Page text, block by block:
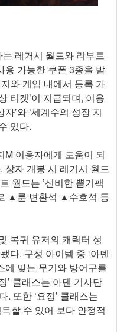
는 레거시 월드와 리부트
용 가능한 쿠폰 3종을 받
와 게임 내에서 등록 가
티켓’이 지급되며, 이용
’와 ‘세계수의 성장 지
있다.
M 이용자에게 도움이 되
상자 개봉 시 레거시 월드
월드는 ’신비한 뽑기팩
▲룬 변환석 ▲수호석 등
복귀 유저의 캐릭터 성
다. 구성 아이템 중 ‘아덴
에 맞는 무기와 방어구를
’ 클래스는 아덴 기사단
. 또한 ‘요정’ 클래스는
할 수 있어 보다 안정적